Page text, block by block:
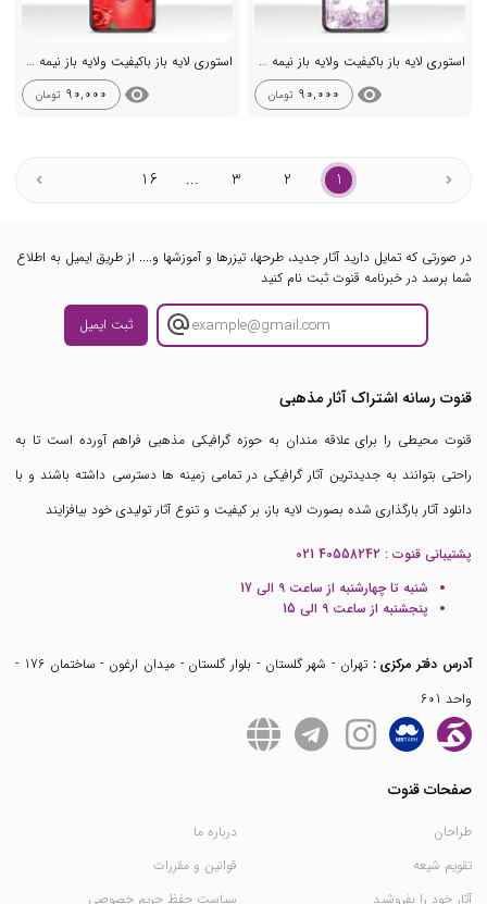
استوری لایه باز باکیفیت ولایه باز نیمه شعبان
visibility
90,000 تومان
استوری لایه باز باکیفیت ولایه باز نیمه شعبان
visibility
90,000 تومان
1
2
3
...
16
در صورتی که تمایل دارید آثار جدید، طرحها، تیزرها و آموزشها و.... از طریق ایمیل به اطلاع
شما برسد در خبرنامه قنوت ثبت نام کنید
ثبت ایمیل
قنوت رسانه اشتراک آثار مذهبی
قنوت محیطی را برای علاقه مندان به حوزه گرافیکی مذهبی فراهم آورده است تا به
راحتی بتوانند به جدیدترین آثار گرافیکی در تمامی زمینه ها دسترسی داشته باشند و با
دانلود آثار بارگذاری شده بصورت لایه باز، بر کیفیت و تنوع آثار تولیدی خود بیافزایند
پشتیبانی قنوت : 021 40558242
شنبه تا چهارشنبه از ساعت 9 الی 17
پنجشنبه از ساعت 9 الی 15
آدرس دفتر مرکزی :
تهران - شهر گلستان - بلوار گلستان - میدان ارغون - ساختمان 176 -
واحد 601
صفحات قنوت
طراحان
تقویم شیعه
آثار خود را بفروشید
درباره ما
قوانین و مقررات
سیاست حفظ حریم خصوصی